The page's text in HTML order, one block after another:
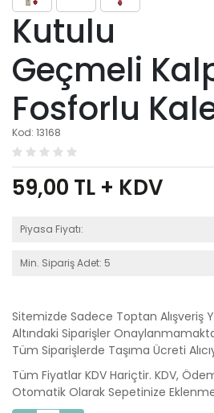
Kutulu
Geçmeli
Fosforlu
Kod: 13168
59,00 TL + KDV
Piyasa Fiyatı:
Min. Sipariş Adet: 5
Sitemizde Sadece Toptan Alışveriş
Altındaki Siparişler
Tüm Siparişlerde Taşıma Ücreti
Tüm Fiyatlar KDV Hariçtir. KDV,
Otomatik Olarak Sepetinize